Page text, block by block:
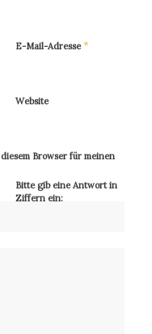
E-Mail-Adresse*
Website
Browser für meinen
Bitte gib eine Antwort in
Ziffern ein: